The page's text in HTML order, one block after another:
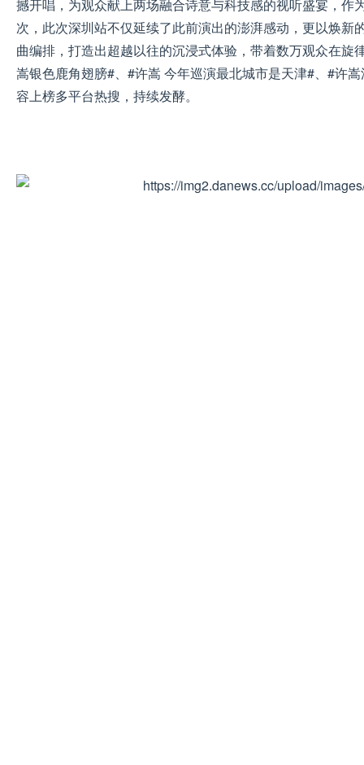
撼开唱，为观众献上两场融合诗意与科技感的视听盛宴，作
次，此次深圳站不仅延续了此前演出的澎湃感动，更以焕新
曲编排，打造出超越以往的沉浸式体验，带着数万观众在旋
嵩银色鹿角翅膀#、#许嵩 今年巡演最北城市是天津#、#许
容上榜多平台热搜，持续发酵。